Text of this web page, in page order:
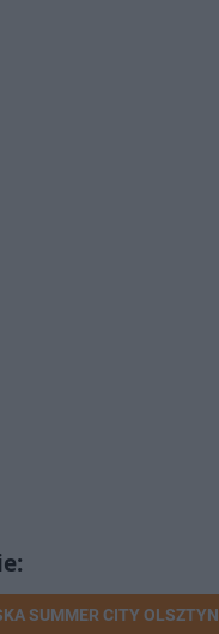
SUMMER CITY OLSZTYN